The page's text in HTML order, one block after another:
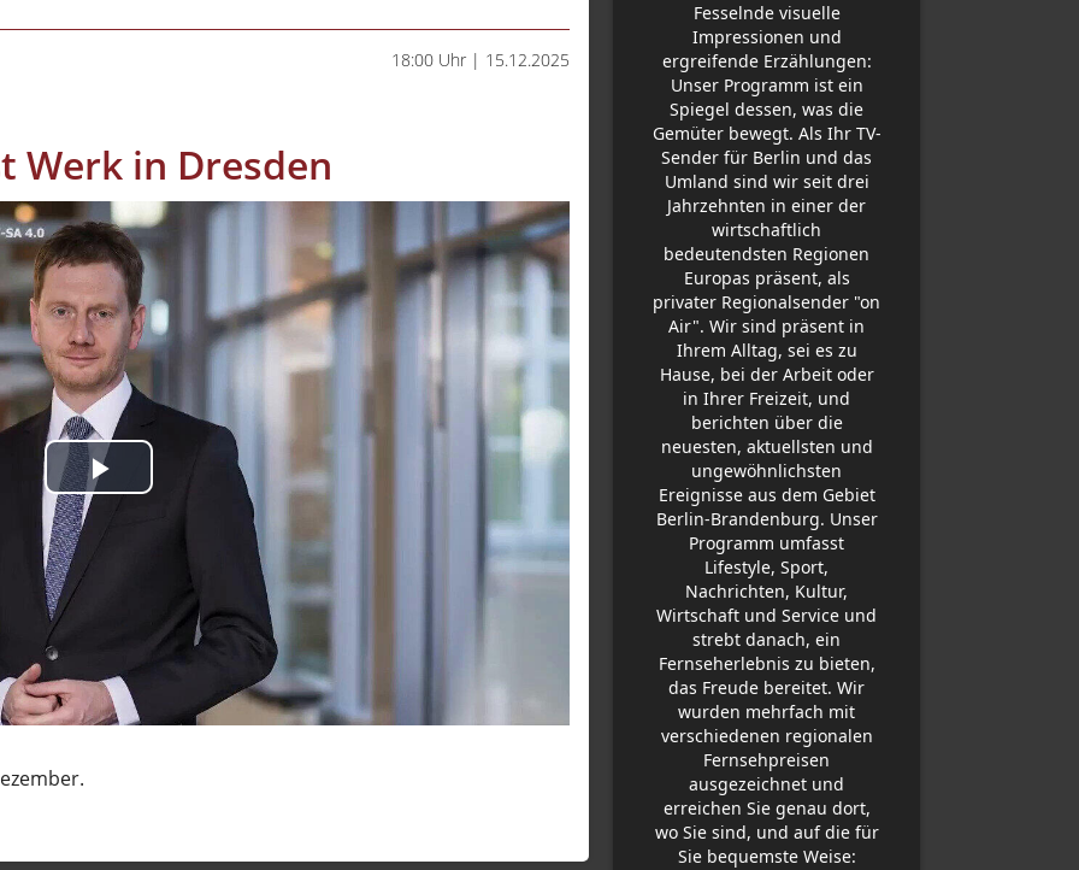
& König
Klartext
Player
Minderheiten
Zeit
im Gespräch
18:00 Uhr | 15.12.2025
Werk in Dresden
Play
Video
Fesselnde visuelle
Impressionen und
ergreifende Erzählungen:
Unser Programm ist ein
Spiegel dessen, was die
Gemüter bewegt. Als Ihr TV-
Sender für Berlin und das
Umland sind wir seit drei
Jahrzehnten in einer der
wirtschaftlich
bedeutendsten Regionen
Europas präsent, als
privater Regionalsender "on
Air". Wir sind präsent in
Ihrem Alltag, sei es zu
Hause, bei der Arbeit oder
in Ihrer Freizeit, und
berichten über die
neuesten, aktuellsten und
ungewöhnlichsten
Ereignisse aus dem Gebiet
Berlin-Brandenburg. Unser
Programm umfasst
Lifestyle, Sport,
Nachrichten, Kultur,
Wirtschaft und Service und
strebt danach, ein
Fernseherlebnis zu bieten,
das Freude bereitet. Wir
wurden mehrfach mit
verschiedenen regionalen
Fernsehpreisen
ausgezeichnet und
erreichen Sie genau dort,
wo Sie sind, und auf die für
Sie bequemste Weise: